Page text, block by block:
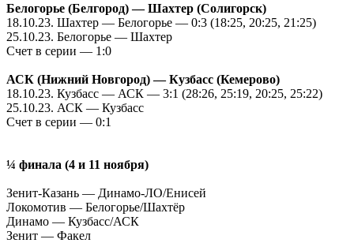
Белогорье (Белгород) — Шахтер (Солигорск)
18.10.23. Шахтер — Белогорье — 0:3 (18:25, 20:25, 21:25)
25.10.23. Белогорье — Шахтер
Счет в серии — 1:0
АСК (Нижний Новгород) — Кузбасс (Кемерово)
18.10.23. Кузбасс — АСК — 3:1 (28:26, 25:19, 20:25, 25:22)
25.10.23. АСК — Кузбасс
Счет в серии — 0:1
¼ финала (4 и 11 ноября)
Зенит-Казань — Динамо-ЛО/Енисей
Локомотив — Белогорье/Шахтёр
Динамо — Кузбасс/АСК
Зенит — Факел